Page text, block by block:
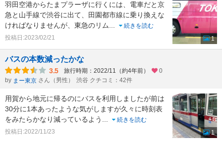
羽田空港からたまプラーザに行くには、電車だと京
急と山手線で渋谷に出て、田園都市線に乗り換えな
ければなりませんが、東急のリム
続きを読む
投稿日:2023/02/21
1
バスの本数減ったかな
3.5 旅行時期：2022/11（約4年前）
0
by まー東京 さん（男性） 渋谷 クチコミ：42件
用賀から地元に帰るのにバスを利用しましたが前は
30分に1本あったような気がしますが久々に時刻表
をみたらかなり減っているよう
続きを読む
投稿日:2022/11/23
1